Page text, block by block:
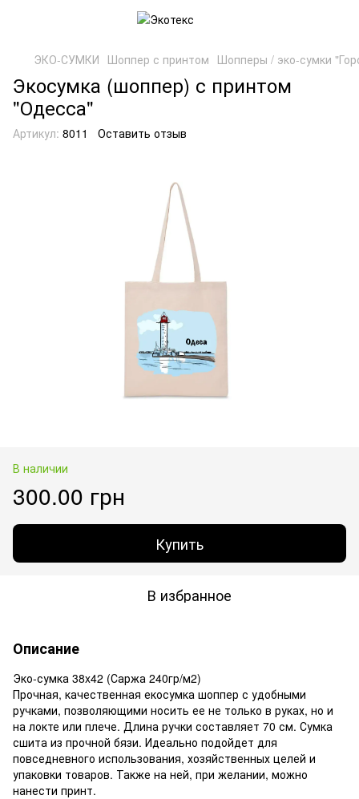
ЭКО-СУМКИ Шоппер с принтом Шопперы / эко-сумки
Экосумка (шоппер) с принтом
"Одесса"
Артикул: 8011 Оставить отзыв
В наличии
300.00 грн
Купить
В избранное
Описание
Эко-сумка 38x42 (Саржа 240гр/м2)
Прочная, качественная екосумка шоппер с удобными
ручками, позволяющими носить ее не только в руках, но и
на локте или плече. Длина ручки составляет 70 см. Сумка
сшита из прочной бязи. Идеально подойдет для
повседневного использования, хозяйственных целей и
упаковки товаров. Также на ней, при желании, можно
нанести принт.